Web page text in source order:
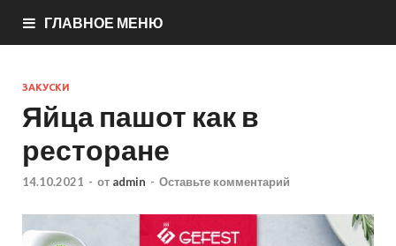
ГЛАВНОЕ МЕНЮ
ЗАКУСКИ
Яйца пашот как в
ресторане
14.10.2021 - от admin - Оставьте комментарий